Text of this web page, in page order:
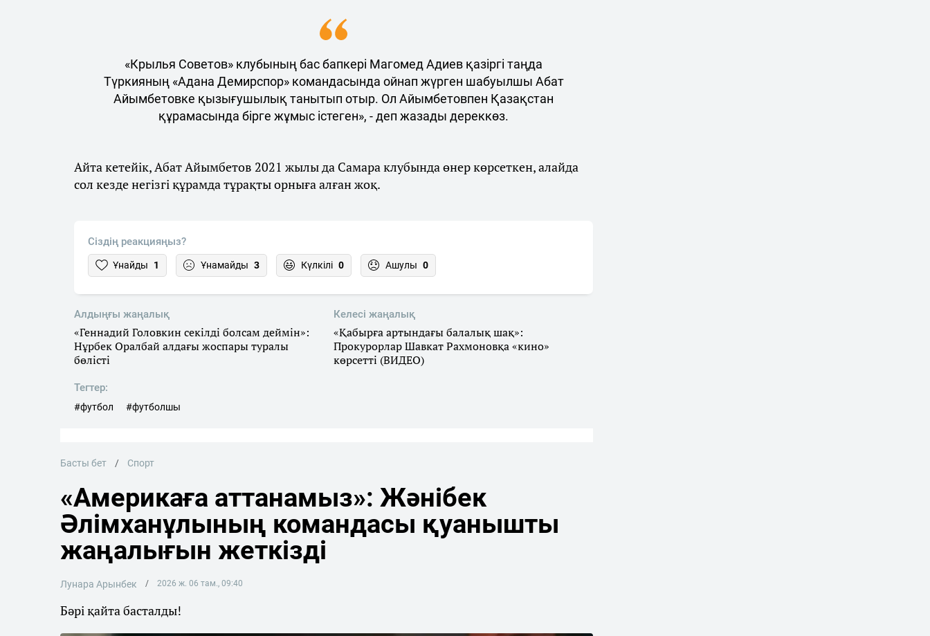
«Крылья Советов» клубының бас бапкері Магомед Адиев қазіргі таңда
Түркияның «Адана Демирспор» командасында ойнап жүрген шабуылшы Абат
Айымбетовке қызығушылық танытып отыр. Ол Айымбетовпен Қазақстан
құрамасында бірге жұмыс істеген», - деп жазады дереккөз.
Айта кетейік, Абат Айымбетов 2021 жылы да Самара клубында өнер көрсеткен, алайда
сол кезде негізгі құрамда тұрақты орныға алған жоқ.
Сіздің реакцияңыз?
Ұнайды 1 Ұнамайды 3 Күлкілі 0 Ашулы 0
Алдыңғы жаңалық
«Геннадий Головкин секілді болсам деймін»:
Нұрбек Оралбай алдағы жоспары туралы
бөлісті
Келесі жаңалық
«Қабырға артындағы балалық шақ»:
Прокурорлар Шавкат Рахмоновқа «кино»
көрсетті (ВИДЕО)
Тегтер:
#футбол #футболшы
Басты бет Спорт
«Америкаға аттанамыз»: Жәнібек
Әлімханұлының командасы қуанышты
жаңалығын жеткізді
Лунара Арынбек 2026 ж. 06 там., 09:40
Бәрі қайта басталды!